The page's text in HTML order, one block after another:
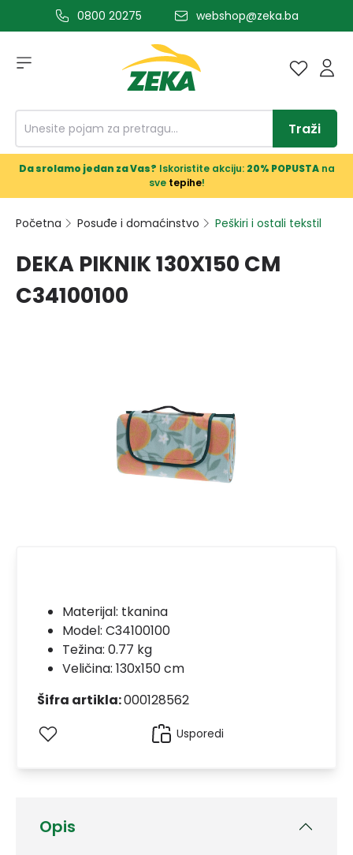
glavni sadržaj0800 20275 webshop@zeka.ba
Traži
Da srolamo jedan za Vas? Iskoristite akciju: 20% POPUSTAna
sve tepihe!
Početna Posuđe i domaćinstvo Peškiri i ostali tekstil
DEKA PIKNIK 130X150 CM
C34100100
Opis
Materijal: tkanina
Model: C34100100
Težina: 0.77 kg
Veličina: 130x150 cm
Šifra artikla:000128562
Usporedi